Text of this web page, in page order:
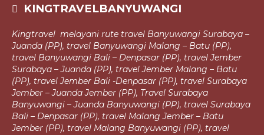
KINGTRAVELBANYUWANGI
Kingtravel melayani rute travel Banyuwangi Surabaya –
Juanda (PP), travel Banyuwangi Malang – Batu (PP),
travel Banyuwangi Bali – Denpasar (PP), travel Jember
Surabaya – Juanda (PP), travel Jember Malang – Batu
(PP), travel Jember Bali -Denpasar (PP), travel Surabaya
Jember – Juanda Jember (PP), Travel Surabaya
Banyuwangi – Juanda Banyuwangi (PP), travel Surabaya
Bali – Denpasar (PP), travel Malang Jember – Batu
Jember (PP), travel Malang Banyuwangi (PP), travel